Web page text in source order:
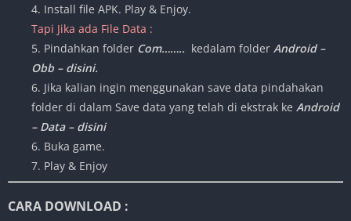
4. Install file APK. Play & Enjoy.
Tapi Jika ada File Data :
5. Pindahkan folder Com…….. kedalam folder Android –
Obb – disini.
6. Jika kalian ingin menggunakan save data pindahakan
folder di dalam Save data yang telah di ekstrak ke Android
– Data – disini
6. Buka game.
7. Play & Enjoy
CARA DOWNLOAD :